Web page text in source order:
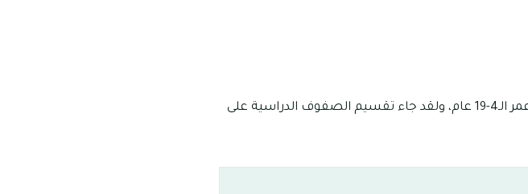
تستقبل مدرسة فيلادلفيا طلبات التسجيل للطلاب بداية من عمر الـ4-19 عام، ولقد جاء تقسيم الصفوف الدراسية على